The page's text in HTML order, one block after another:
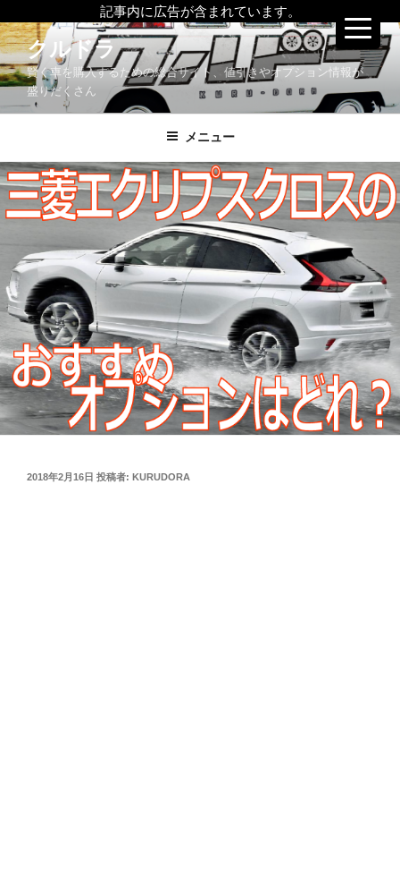
記事内に広告が含まれています。
コ
ン
テ
ツ
ス
キ
ッ
クルドラ
賢く車を購入するための総合サイト、値引きやオプション情報が
盛りだくさん
メニュー
投
2018年2月16日 投稿者: KURUDORA